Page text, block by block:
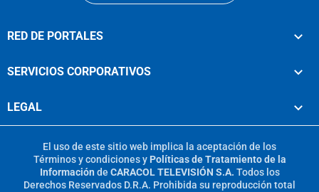
RED DE PORTALES
SERVICIOS CORPORATIVOS
LEGAL
El uso de este sitio web implica la aceptación de los
Términos y condicionesy Políticas de Tratamiento de la
Información de CARACOL TELEVISIÓN S.A. Todos los
Derechos Reservados D.R.A. Prohibida su reproducción total